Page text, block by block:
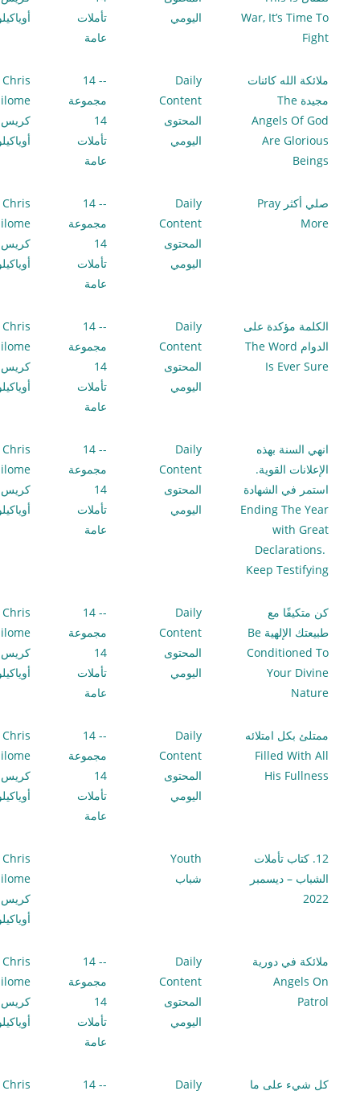
War, It’s Time To
Fight
اليومي
تأملات
عامة
ملائكة الله كائنات
مجيدة The
Angels Of God
Are Glorious
Beings
Daily
Content
المحتوى
اليومي
-- 14
مجموعة
14
تأملات
عامة
Chris
كريس
صلي أكثر Pray
More
Daily
Content
المحتوى
اليومي
-- 14
مجموعة
14
تأملات
عامة
Chris
كريس
الكلمة مؤكدة على
الدوام The Word
Is Ever Sure
Daily
Content
المحتوى
اليومي
-- 14
مجموعة
14
تأملات
عامة
Chris
كريس
انهي السنة بهذه
الإعلانات القوية.
استمر في الشهادة
Ending The Year
with Great
Declarations.
Keep Testifying
Daily
Content
المحتوى
اليومي
-- 14
مجموعة
14
تأملات
عامة
Chris
كريس
كن متكيفًا مع
طبيعتك الإلهية Be
Conditioned To
Your Divine
Nature
Daily
Content
المحتوى
اليومي
-- 14
مجموعة
14
تأملات
عامة
Chris
كريس
ممتلئ بكل امتلائه
Filled With All
His Fullness
Daily
Content
المحتوى
اليومي
-- 14
مجموعة
14
تأملات
عامة
Chris
كريس
12. كتاب تأملات
الشباب – ديسمبر
2022
Youth
شباب
Chris
كريس
ملائكة في دورية
Angels On
Patrol
Daily
Content
المحتوى
اليومي
-- 14
مجموعة
14
تأملات
عامة
Chris
كريس
كل شيء على ما
Daily
-- 14
Chris